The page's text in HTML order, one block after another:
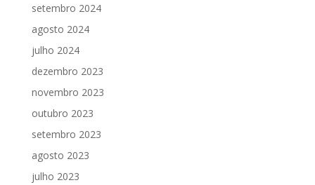
setembro 2024
agosto 2024
julho 2024
dezembro 2023
novembro 2023
outubro 2023
setembro 2023
agosto 2023
julho 2023